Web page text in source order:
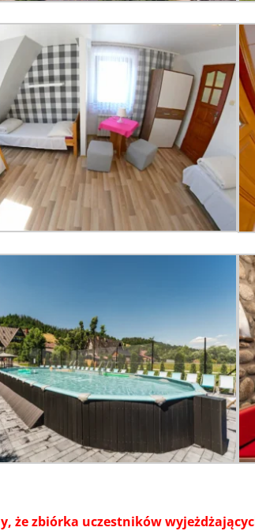
że zbiórka uczestników